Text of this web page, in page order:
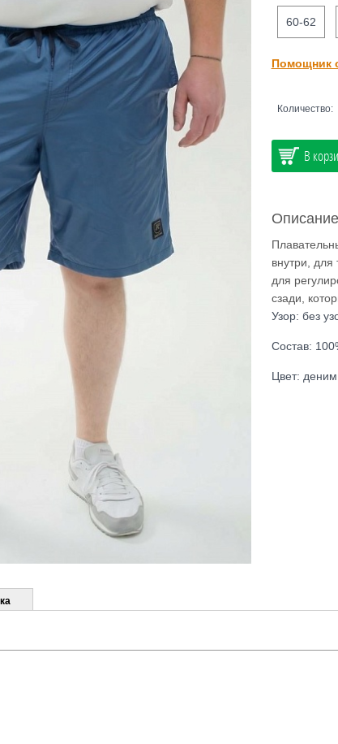
60-62
Помощник
Количество:
В
внутри, для
для
сзади,
Узор: без
Состав:
Цвет: деним